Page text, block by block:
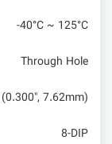
-40°C ~ 125°C
Through Hole
7.62mm)
8-DIP